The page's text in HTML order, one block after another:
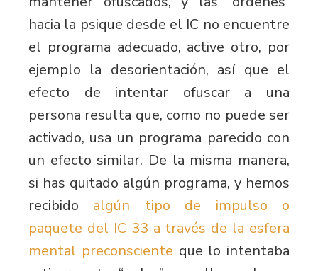
hacia la psique desde el IC no encuentre
el programa adecuado, active otro, por
ejemplo la desorientación, así que el
efecto de intentar ofuscar a una
persona resulta que, como no puede ser
activado, usa un programa parecido con
un efecto similar. De la misma manera,
si has quitado algún programa, y hemos
recibido algún tipo de impulso o
paquete del IC 33 a través de la esfera
mental preconsciente que lo intentaba